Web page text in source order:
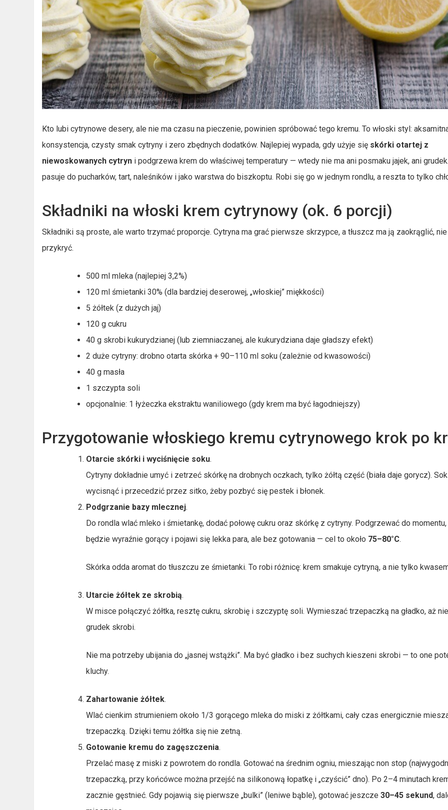
Kto lubi cytrynowe desery, ale nie ma czasu na pieczenie, powinien spróbować tego kremu. To włoski styl:
konsystencja, czysty smak cytryny i zero zbędnych dodatków. Najlepiej wypada, gdy użyje się skórki otartej z
niewoskowanych cytryn i podgrzewa krem do właściwej temperatury — wtedy nie ma ani posmaku jajek, ani
pasuje do pucharków, tart, naleśników i jako warstwa do biszkoptu. Robi się go w jednym rondlu, a reszta to tylko
Składniki na włoski krem cytrynowy (ok. 6 porcji)
Składniki są proste, ale warto trzymać proporcje. Cytryna ma grać pierwsze skrzypce, a tłuszcz ma ją zaokrąglić, nie
przykryć.
500 ml mleka (najlepiej 3,2%)
120 ml śmietanki 30% (dla bardziej deserowej, „włoskiej” miękkości)
5 żółtek (z dużych jaj)
120 g cukru
40 g skrobi kukurydzianej (lub ziemniaczanej, ale kukurydziana daje gładszy efekt)
2 duże cytryny: drobno otarta skórka + 90–110 ml soku (zależnie od kwasowości)
40 g masła
1 szczypta soli
opcjonalnie: 1 łyżeczka ekstraktu waniliowego (gdy krem ma być łagodniejszy)
Przygotowanie włoskiego kremu cytrynowego krok po
Otarcie skórki i wyciśnięcie soku.
Cytryny dokładnie umyć i zetrzeć skórkę na drobnych oczkach, tylko żółtą część (biała daje gorycz). Sok
wycisnąć i przecedzić przez sitko, żeby pozbyć się pestek i błonek.
Podgrzanie bazy mlecznej.
Do rondla wlać mleko i śmietankę, dodać połowę cukru oraz skórkę z cytryny. Podgrzewać do momentu,
będzie wyraźnie gorący i pojawi się lekka para, ale bez gotowania — cel to około 75–80°C.
Skórka odda aromat do tłuszczu ze śmietanki. To robi różnicę: krem smakuje cytryną, a nie tylko
Utarcie żółtek ze skrobią.
W misce połączyć żółtka, resztę cukru, skrobię i szczyptę soli. Wymieszać trzepaczką na gładko, aż
grudek skrobi.
Nie ma potrzeby ubijania do „jasnej wstążki”. Ma być gładko i bez suchych kieszeni skrobi — to one
kluchy.
Zahartowanie żółtek.
Wlać cienkim strumieniem około 1/3 gorącego mleka do miski z żółtkami, cały czas energicznie
trzepaczką. Dzięki temu żółtka się nie zetną.
Gotowanie kremu do zagęszczenia.
Przelać masę z miski z powrotem do rondla. Gotować na średnim ogniu, mieszając non stop
trzepaczką, przy końcówce można przejść na silikonową łopatkę i „czyścić” dno). Po 2–4 minutach
zacznie gęstnieć. Gdy pojawią się pierwsze „bulki” (leniwe bąble), gotować jeszcze30–45 sekund,